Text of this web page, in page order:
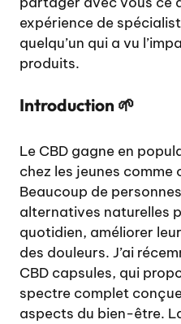
expérience de
quelqu’un qui a vu
produits.
Introduction 🌱
Le CBD gagne en
chez les jeunes comme
Beaucoup de
alternatives naturelles
quotidien, améliorer
des douleurs. J’ai
CBD capsules, qui
spectre complet
aspects du bien-être.